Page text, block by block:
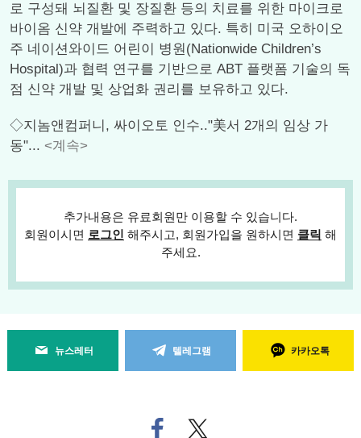
로 구성돼 뇌질환 및 장질환 등의 치료를 위한 마이크로
바이옴 신약 개발에 주력하고 있다. 특히 미국 오하이오
주 네이션와이드 어린이 병원(Nationwide Children’s
Hospital)과 협력 연구를 기반으로 ABT 플랫폼 기술의 독
점 신약 개발 및 상업화 권리를 보유하고 있다.
◇지놈앤컴퍼니, 싸이오토 인수.."美서 2개의 임상 가
동"... <계속>
추가내용은 유료회원만 이용할 수 있습니다.
회원이시면 로그인 해주시고, 회원가입을 원하시면 클릭 해
주세요.
뉴스레터 텔레그램 카카오톡
페
트위